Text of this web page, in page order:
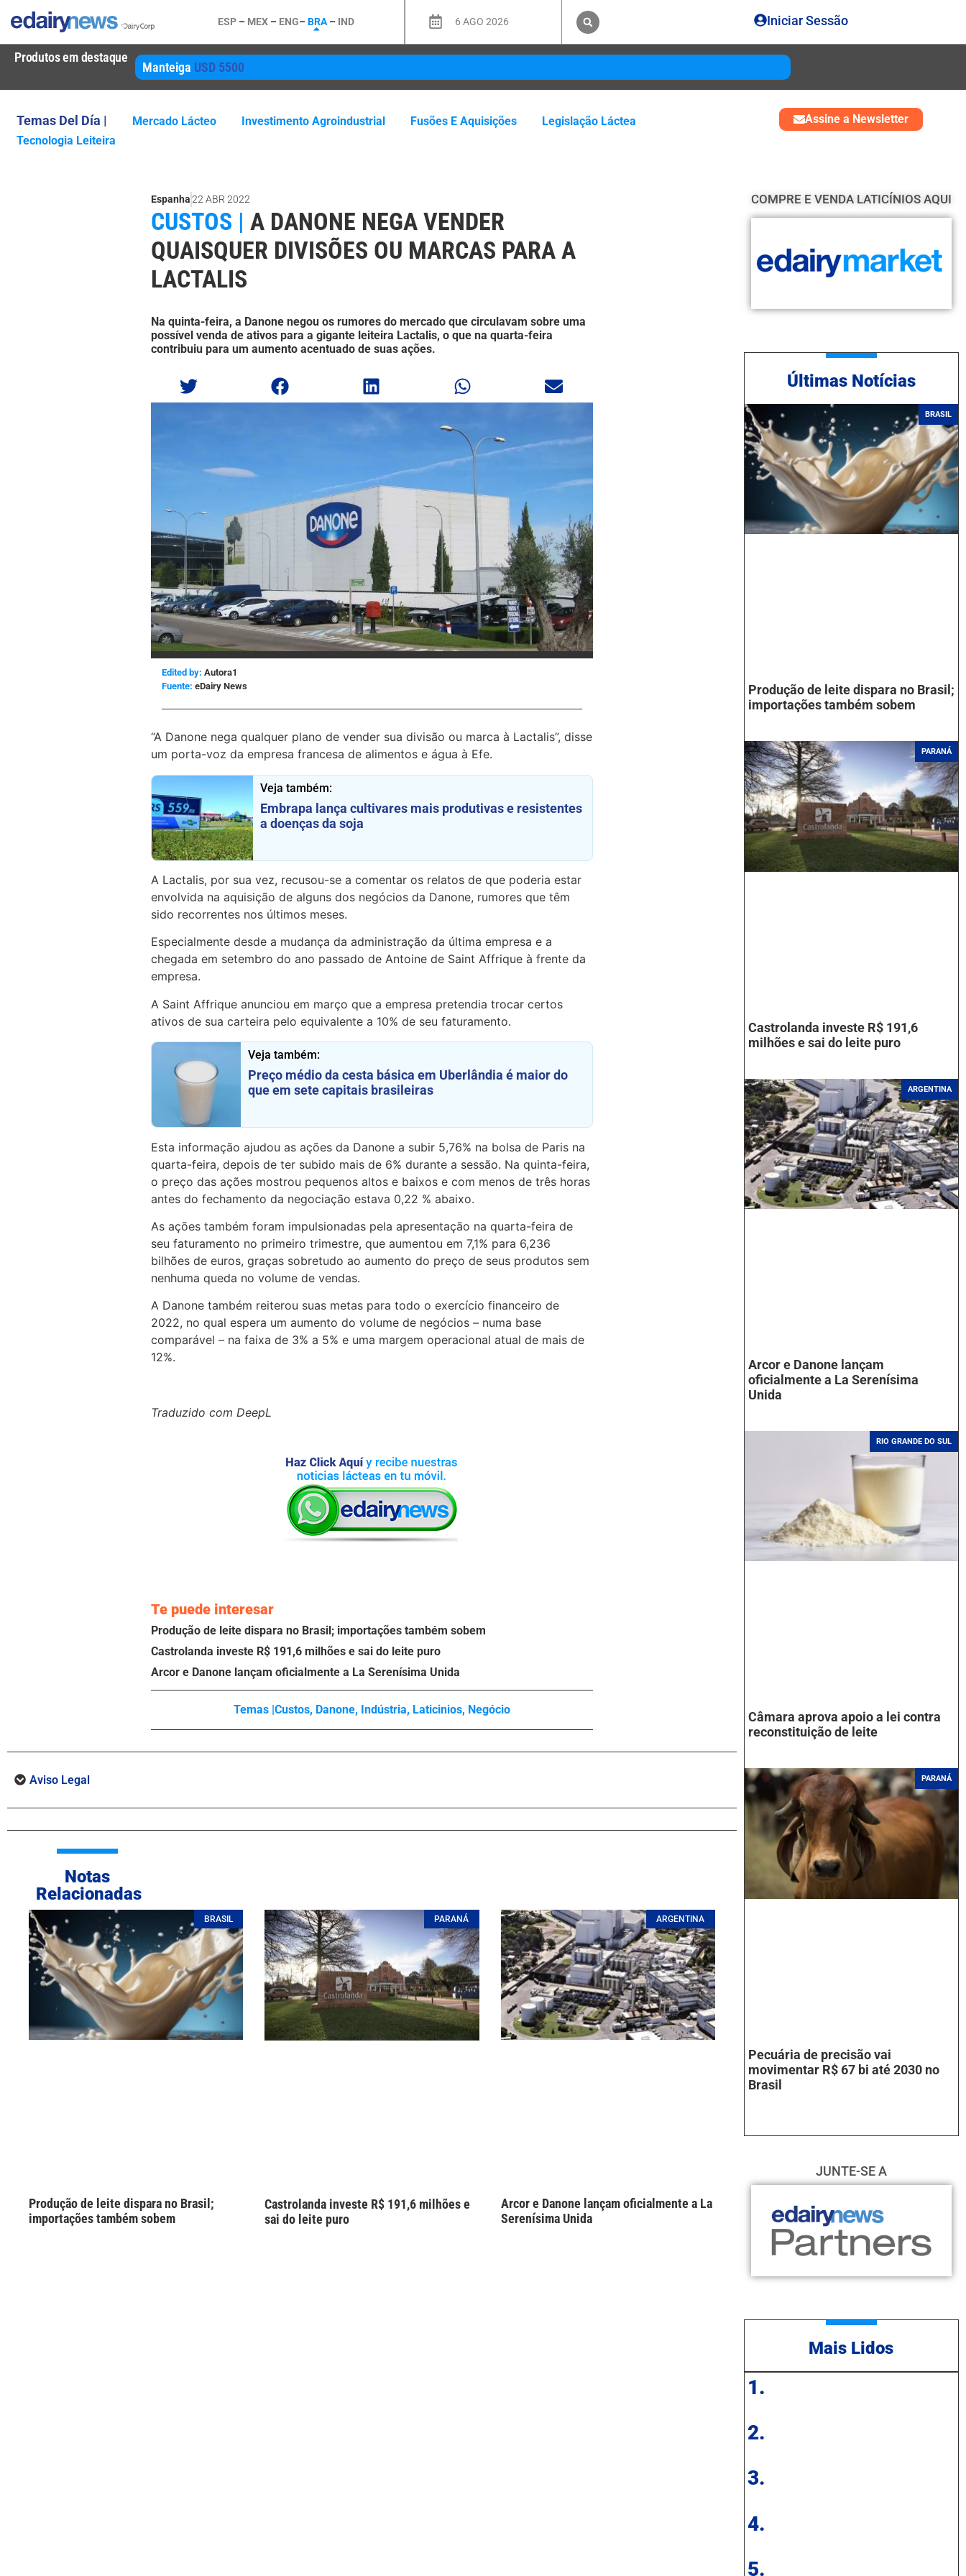
ESP – MEX – ENG–BRA – IND 6 AGO 2026 Iniciar Sessão
Produtos em destaque
Manteiga USD 5500
Temas Del Día | Mercado Lácteo Investimento Agroindustrial Fusões E Aquisições
Legislação Láctea
Tecnologia Leiteira
Assine a Newsletter
Espanha22 ABR 2022
CUSTOS | A DANONE NEGA VENDER
QUAISQUER DIVISÕES OU MARCAS PARA A
LACTALIS
Na quinta-feira, a Danone negou os rumores do mercado que circulavam sobre uma
possível venda de ativos para a gigante leiteira Lactalis, o que na quarta-feira
contribuiu para um aumento acentuado de suas ações.
Edited by: Autora1
eDairy News
“A Danone nega qualquer plano de vender sua divisão ou marca à Lactalis”, disse
um porta-voz da empresa francesa de alimentos e água à Efe.
Veja também:
Embrapa lança cultivares mais produtivas e resistentes
a doenças da soja
A Lactalis, por sua vez, recusou-se a comentar os relatos de que poderia estar
envolvida na aquisição de alguns dos negócios da Danone, rumores que têm
sido recorrentes nos últimos meses.
Especialmente desde a mudança da administração da última empresa e a
chegada em setembro do ano passado de Antoine de Saint Affrique à frente da
empresa.
A Saint Affrique anunciou em março que a empresa pretendia trocar certos
ativos de sua carteira pelo equivalente a 10% de seu faturamento.
Veja também:
Preço médio da cesta básica em Uberlândia é maior do
que em sete capitais brasileiras
Esta informação ajudou as ações da Danone a subir 5,76% na bolsa de Paris na
quarta-feira, depois de ter subido mais de 6% durante a sessão. Na quinta-feira,
o preço das ações mostrou pequenos altos e baixos e com menos de três horas
antes do fechamento da negociação estava 0,22 % abaixo.
As ações também foram impulsionadas pela apresentação na quarta-feira de
seu faturamento no primeiro trimestre, que aumentou em 7,1% para 6,236
bilhões de euros, graças sobretudo ao aumento do preço de seus produtos sem
nenhuma queda no volume de vendas.
A Danone também reiterou suas metas para todo o exercício financeiro de
2022, no qual espera um aumento do volume de negócios – numa base
comparável – na faixa de 3% a 5% e uma margem operacional atual de mais de
12%.
Traduzido com DeepL
Te puede interesar
Produção de leite dispara no Brasil; importações também sobem
Castrolanda investe R$ 191,6 milhões e sai do leite puro
Arcor e Danone lançam oficialmente a La Serenísima Unida
Temas |Custos, Danone, Indústria, Laticinios, Negócio
Aviso Legal
Notas
Relacionadas
BRASIL
Produção de leite dispara no Brasil;
importações também sobem
PARANÁ
Castrolanda investe R$ 191,6 milhões e
sai do leite puro
ARGENTINA
Arcor e Danone lançam oficialmente a La
Serenísima Unida
COMPRE E VENDA LATICÍNIOS AQUI
Ú ltimas Notícias
BRASIL
Produção de leite dispara no Brasil;
importações também sobem
PARANÁ
Castrolanda investe R$ 191,6
milhões e sai do leite puro
ARGENTINA
Arcor e Danone lançam
oficialmente a La Serenísima
Unida
RIO GRANDE DO SUL
Câmara aprova apoio a lei contra
reconstituição de leite
PARANÁ
Pecuária de precisão vai
movimentar R$ 67 bi até 2030 no
Brasil
JUNTE-SE A
Mais Lidos
1.
2.
3.
4.
5.